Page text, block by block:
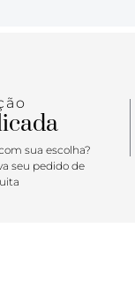
sua escolha?
seu pedido de